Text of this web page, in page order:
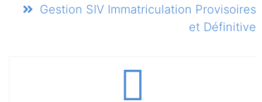
Gestion SIV Immatriculation Provisoires
et Définitive